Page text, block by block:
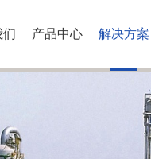
产品中心 解决方案